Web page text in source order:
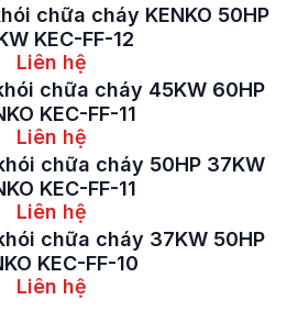
chữa cháy KENKO 50HP
KEC-FF-12
Liên hệ
chữa cháy 45KW 60HP
KEC-FF-11
Liên hệ
chữa cháy 50HP 37KW
KEC-FF-11
Liên hệ
chữa cháy 37KW 50HP
KEC-FF-10
Liên hệ